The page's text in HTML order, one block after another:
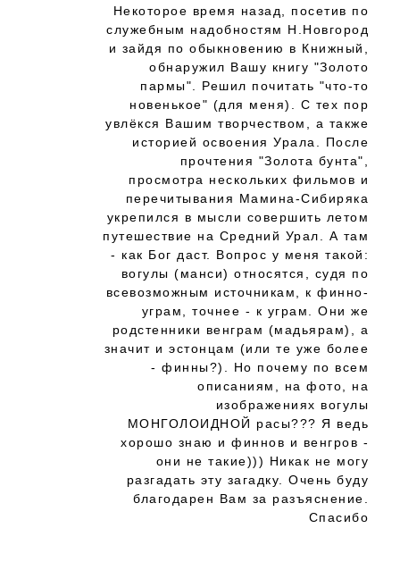
Некоторое время назад, посетив по
служебным надобностям Н.Новгород
и зайдя по обыкновению в Книжный,
обнаружил Вашу книгу "Золото
пармы". Решил почитать "что-то
новенькое" (для меня). С тех пор
увлёкся Вашим творчеством, а также
историей освоения Урала. После
прочтения "Золота бунта",
просмотра нескольких фильмов и
перечитывания Мамина-Сибиряка
укрепился в мысли совершить летом
путешествие на Средний Урал. А там
- как Бог даст. Вопрос у меня такой:
вогулы (манси) относятся, судя по
всевозможным источникам, к финно-
уграм, точнее - к уграм. Они же
родстенники венграм (мадьярам), а
значит и эстонцам (или те уже более
- финны?). Но почему по всем
описаниям, на фото, на
изображениях вогулы
МОНГОЛОИДНОЙ расы??? Я ведь
хорошо знаю и финнов и венгров -
они не такие))) Никак не могу
разгадать эту загадку. Очень буду
благодарен Вам за разъяснение.
Спасибо